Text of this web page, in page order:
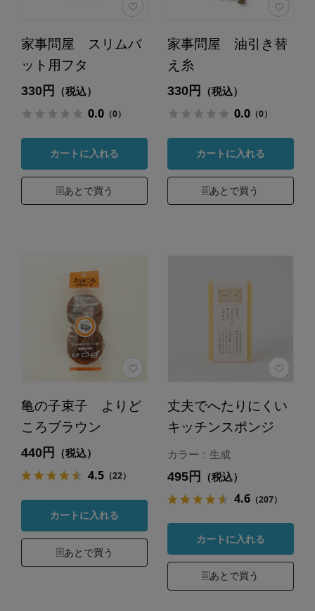
家事問屋 スリムバ
ット用フタ
330円 （税込）
0.0（0）
カートに入れる
あとで買う
家事問屋 油引き替
え糸
330円 （税込）
0.0（0）
カートに入れる
あとで買う
亀の子束子 よりど
ころブラウン
440円 （税込）
4.5（22）
カートに入れる
あとで買う
丈夫でへたりにくい
キッチンスポンジ
カラー：生成
495円 （税込）
4.6（207）
カートに入れる
あとで買う